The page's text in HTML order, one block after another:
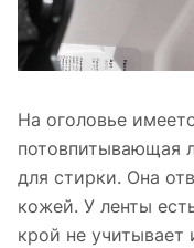
На оголовье
потовпитывающая
для стирки. Она
кожей. У ленты
крой не учитывает